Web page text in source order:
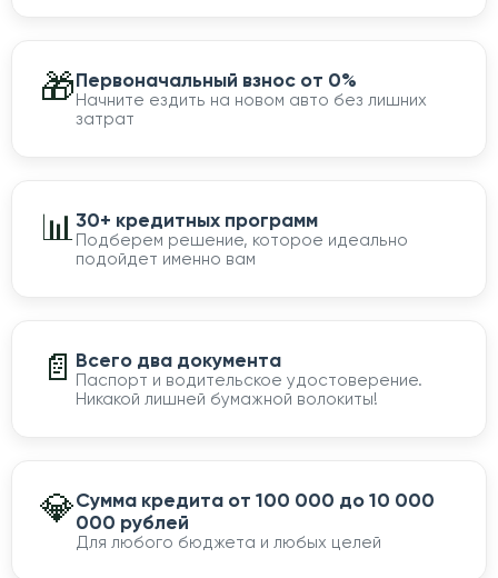
🎁Первоначальный взнос от 0%
Начните ездить на новом авто без лишних
затрат
📊30+ кредитных программ
Подберем решение, которое идеально
подойдет именно вам
📄 Всего два документа
Паспорт и водительское удостоверение.
Никакой лишней бумажной волокиты!
💎Сумма кредита от 100 000 до 10 000
000 рублей
Для любого бюджета и любых целей